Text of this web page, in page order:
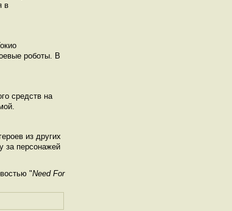
в
роботы. В
средств на
из других
за персонажей
"Need For